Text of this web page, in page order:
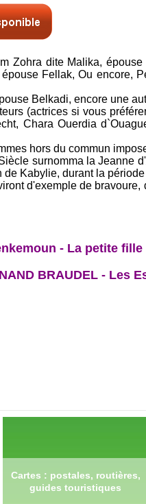
Zohra dite Malika,
Fellak, Ou encore,
Belkadi, encore une
(actrices si vous
Chara Ouerdia
hors du commun
surnomma la Jeanne
Kabylie, durant la
d'exemple de
- La petite
BRAUDEL - Les
Cartes : postales, routières,
guides touristiques